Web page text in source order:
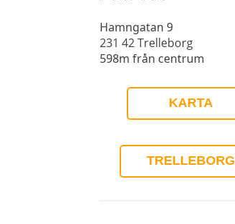
Hamngatan 9
231 42 Trelleborg
598m från centrum
KARTA
TRELLEBORG